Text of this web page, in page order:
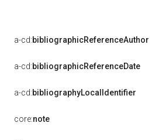
a-cd:bibliographicReferenceAuthor
a-cd:bibliographicReferenceDate
a-cd:bibliographyLocalIdentifier
core:note